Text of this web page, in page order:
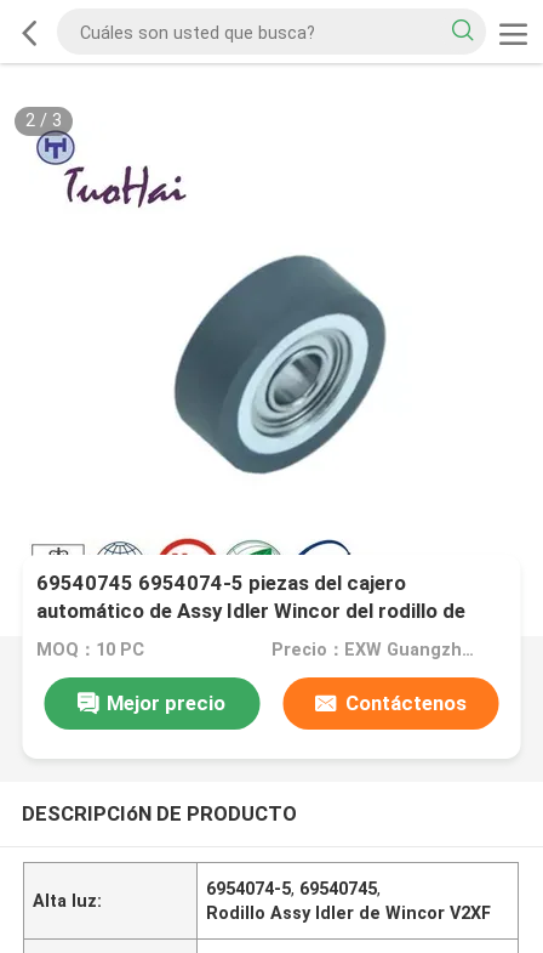
2/ 3
69540745 6954074-5 piezas del cajero
automático de Assy Idler Wincor del rodillo de
Wincor V2XF
MOQ：10 PC Precio：EXW Guangzhou
Mejor precio Contáctenos
DESCRIPCIóN DE PRODUCTO
Alta luz:
6954074-5, 69540745,
Rodillo Assy Idler de Wincor V2XF